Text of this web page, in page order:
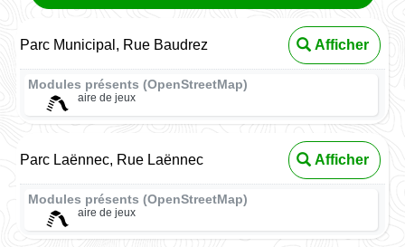
Parc Municipal, Rue Baudrez Afficher
Modules présents (OpenStreetMap)
aire de jeux
Parc Laënnec, Rue Laënnec Afficher
Modules présents (OpenStreetMap)
aire de jeux